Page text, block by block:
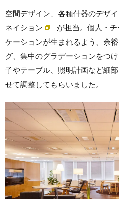
空間デザイン、各種什器のデザ
ネイション
が担当。個人・
ケーションが生まれるよう、余
グ、集中のグラデーションをつ
子やテーブル、照明計画など細
せて調整してもらいました。